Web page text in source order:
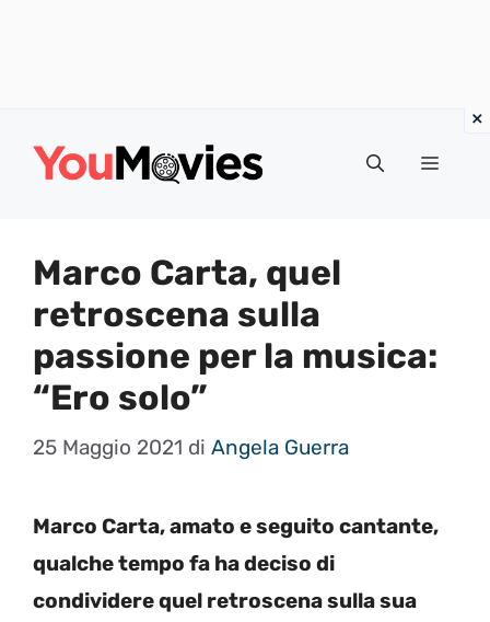
Menu
Marco Carta, quel
retroscena sulla
passione per la musica:
“Ero solo”
25 Maggio 2021 di Angela Guerra
Marco Carta, amato e seguito cantante,
qualche tempo fa ha deciso di
condividere quel retroscena sulla sua